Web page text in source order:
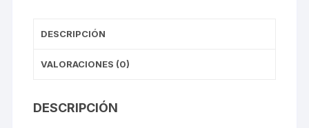
DESCRIPCIÓN
VALORACIONES (0)
DESCRIPCIÓN